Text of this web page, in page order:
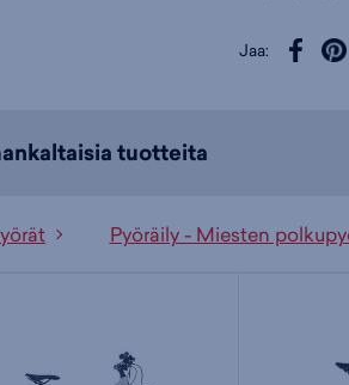
KETJU:
JARRUT:
Jaa:
tuotteita
Pyöräily - Miesten